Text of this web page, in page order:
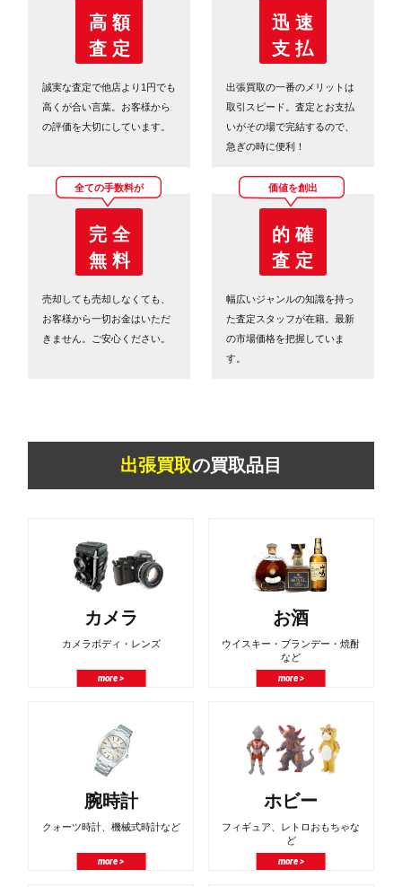
高 額
査 定
誠実な査定で他店より1円でも
高くが合い言葉。お客様から
の評価を大切にしています。
迅 速
支 払
出張買取の一番のメリットは
取引スピード。査定とお支払
いがその場で完結するので、
急ぎの時に便利！
全ての手数料が
完 全
無 料
売却しても売却しなくても、
お客様から一切お金はいただ
きません。ご安心ください。
価値を創出
的 確
査 定
幅広いジャンルの知識を持っ
た査定スタッフが在籍。最新
の市場価格を把握していま
す。
出張買取の買取品目
カメラ
カメラボディ・レンズ
more >
お酒
ウイスキー・ブランデー・焼酎
など
more >
腕時計
クォーツ時計、機械式時計など
more >
ホビー
フィギュア、レトロおもちゃな
ど
more >